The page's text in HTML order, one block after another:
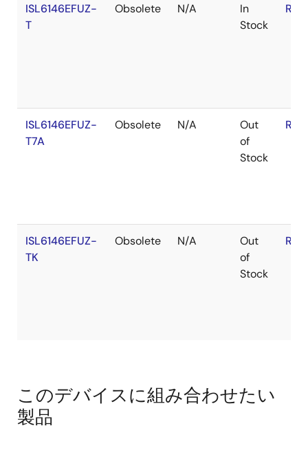
ISL6146EFUZ-
T
Obsolete N/A
In
Stock
ISL6146EFUZ-
T7A
Obsolete N/A
Out
of
Stock
ISL6146EFUZ-
TK
Obsolete N/A
Out
of
Stock
このデバイスに組み合わせたい
製品